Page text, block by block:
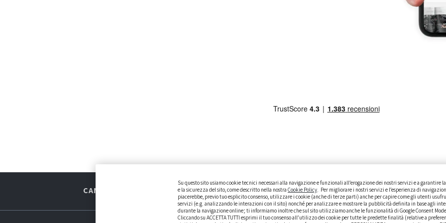
Su questo sito usiamo cookie tecnici necessari alla navigazione e funzionali all’erogazione dei nostri servizi e a garantire
e la sicurezza del sito, come descritto nella nostra Cookie Policy. Per migliorare i nostri servizi e l’esperienza di
piacerebbe, previo tuo esplicito consenso, utilizzare i cookie (anche di terze parti) anche per capire come gli utenti
servizi (e.g. analizzando le interazioni con il sito) nonché per analizzare e mostrare la pubblicità definita in base agli
durante la navigazione online; ti informiamo inoltre che sul sito utilizziamo anche le funzionalità di Google Consent
Cliccando su ACCETTA TUTTI esprimi il tuo consenso all’utilizzo dei cookie per tutte le predette finalità (relative a
CAMBIARE AUTO GUIDA ALL’ACQUISTO GUIDE PRATICHE CURIOSITÀ DATI ALLA MANO